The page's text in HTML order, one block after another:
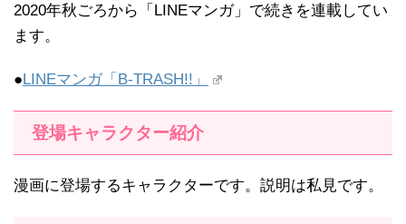
2020年秋ごろから「LINEマンガ」で続きを連載してい
ます。
●LINEマンガ「B-TRASH!!」
登場キャラクター紹介
漫画に登場するキャラクターです。説明は私見です。